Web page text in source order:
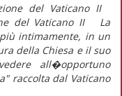
del Vaticano II
del Vaticano II La
intimamente, in un
della Chiesa e il suo
all�opportuno
raccolta dal Vaticano